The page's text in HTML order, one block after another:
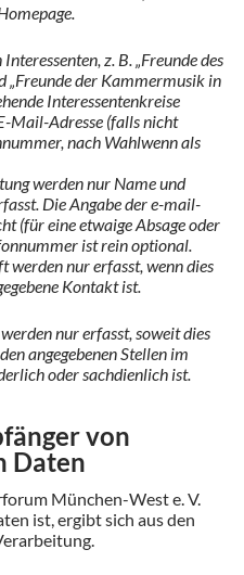
z. B. „Freunde des
„Freunde der Kammermusik in
Interessentenkreise
Mail-Adresse (falls nicht
nach Wahlwenn als
werden nur Name und
Die Angabe der e-mail-
(für eine etwaige Absage oder
ist rein optional.
werden nur erfasst, wenn dies
Kontakt ist.
nur erfasst, soweit dies
angegebenen Stellen im
oder sachdienlich ist.
von
Daten
München-West e. V.
ist, ergibt sich aus den